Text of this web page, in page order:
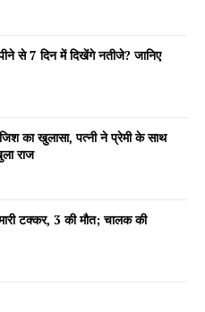
on AIN
से 7 दिन में दिखेंगे नतीजे? जानिए
का खुलासा, पत्नी ने प्रेमी के साथ
राज
टक्कर, 3 की मौत; चालक की